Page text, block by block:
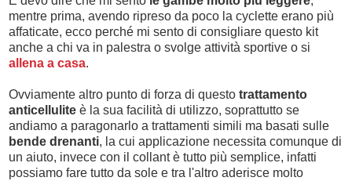
mentre prima, avendo ripreso da poco la cyclette erano più
affaticate, ecco perché mi sento di consigliare questo kit
anche a chi va in palestra o svolge attività sportive o si
allena a casa.
Ovviamente altro punto di forza di questo trattamento
anticellulite è la sua facilità di utilizzo, soprattutto se
andiamo a paragonarlo a trattamenti simili ma basati sulle
bende drenanti, la cui applicazione necessita comunque di
un aiuto, invece con il collant è tutto più semplice, infatti
possiamo fare tutto da sole e tra l'altro aderisce molto